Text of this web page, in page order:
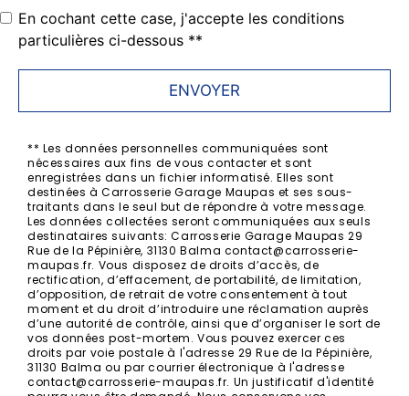
En cochant cette case, j'accepte les conditions
particulières ci-dessous **
ENVOYER
** Les données personnelles communiquées sont
nécessaires aux fins de vous contacter et sont
enregistrées dans un fichier informatisé. Elles sont
destinées à Carrosserie Garage Maupas et ses sous-
traitants dans le seul but de répondre à votre message.
Les données collectées seront communiquées aux seuls
destinataires suivants: Carrosserie Garage Maupas 29
Rue de la Pépinière, 31130 Balma contact@carrosserie-
maupas.fr. Vous disposez de droits d’accès, de
rectification, d’effacement, de portabilité, de limitation,
d’opposition, de retrait de votre consentement à tout
moment et du droit d’introduire une réclamation auprès
d’une autorité de contrôle, ainsi que d’organiser le sort de
vos données post-mortem. Vous pouvez exercer ces
droits par voie postale à l'adresse 29 Rue de la Pépinière,
31130 Balma ou par courrier électronique à l'adresse
contact@carrosserie-maupas.fr. Un justificatif d'identité